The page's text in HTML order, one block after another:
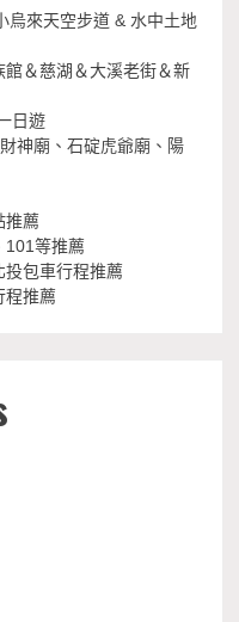
烏來天空步道 & 水中土地
＆慈湖＆大溪老街＆新
日遊
神廟、石碇虎爺廟、陽
推薦
101等推薦
投包車行程推薦
程推薦